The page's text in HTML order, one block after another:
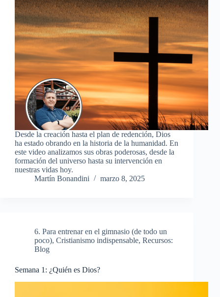
Desde la creación hasta el plan de redención, Dios
ha estado obrando en la historia de la humanidad. En
este video analizamos sus obras poderosas, desde la
formación del universo hasta su intervención en
nuestras vidas hoy.
Martín Bonandini
marzo 8, 2025
6. Para entrenar en el gimnasio (de todo un
poco), Cristianismo indispensable, Recursos:
Blog
Semana 1: ¿Quién es Dios?